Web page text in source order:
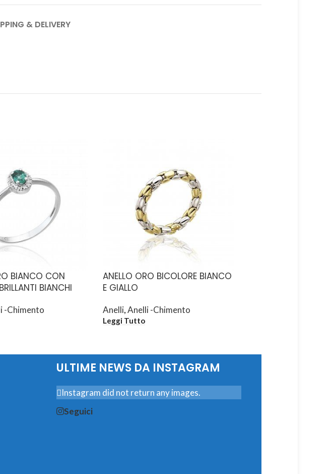
& DELIVERY
BIANCO CON
BIANCHI
-Chimento
ANELLO ORO BICOLORE BIANCO
E GIALLO
Anelli,Anelli -Chimento
Leggi Tutto
ULTIME NEWS DA INSTAGRAM
Instagram did not return any images.
Seguici